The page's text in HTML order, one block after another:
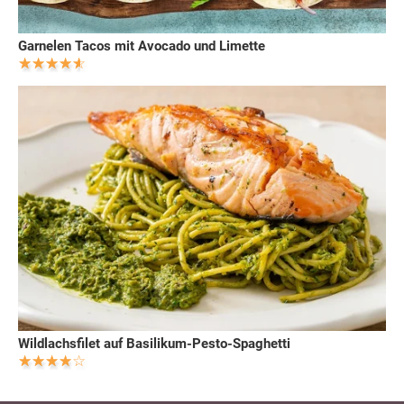
Garnelen Tacos mit Avocado und Limette
Wildlachsfilet auf Basilikum-Pesto-Spaghetti